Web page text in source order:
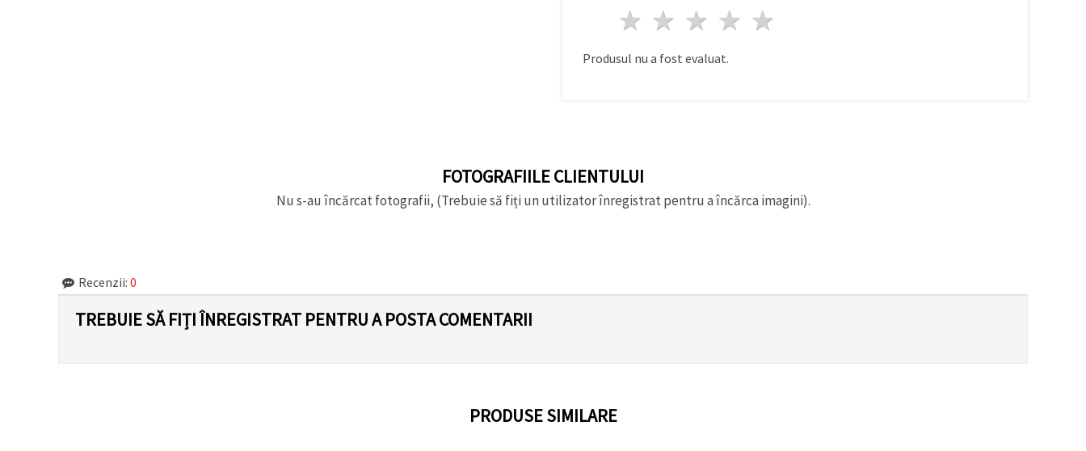
4 stele
3 stele
2 stele
1 stea
Produsul nu a fost evaluat.
FOTOGRAFIILE CLIENTULUI
Nu s-au încărcat fotografii, (Trebuie să fiți un utilizator înregistrat pentru a încărca imagini).
Recenzii: 0
TREBUIE SĂ FIȚI ÎNREGISTRAT PENTRU A POSTA COMENTARII
PRODUSE SIMILARE